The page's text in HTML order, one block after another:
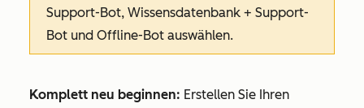
Support-Bot, Wissensdatenbank + Support-
Bot und Offline-Bot auswählen.
Komplett neu beginnen: Erstellen Sie Ihren